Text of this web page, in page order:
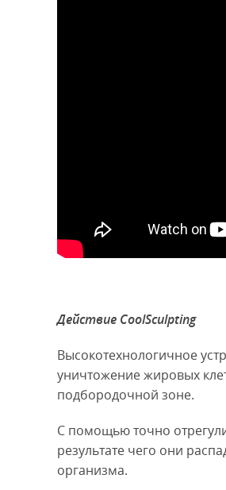
Действие CoolSculpting
Высокотехнологичное
уничтожение жировых
подбородочной зоне.
С помощью точно
результате чего они
организма.